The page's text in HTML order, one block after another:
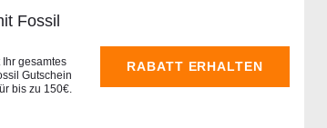
Fossil
gesamtes
Gutschein
bis zu 150€.
RABATT ERHALTEN